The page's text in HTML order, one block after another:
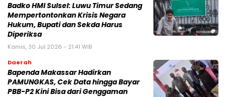
Badko HMI Sulsel: Luwu Timur Sedang
Mempertontonkan Krisis Negara
Hukum, Bupati dan Sekda Harus
Diperiksa
Kamis, 30 Jul 2026 - 21:41 WIB
Daerah
Bapenda Makassar Hadirkan
PAMUNGKAS, Cek Data hingga Bayar
PBB-P2 Kini Bisa dari Genggaman